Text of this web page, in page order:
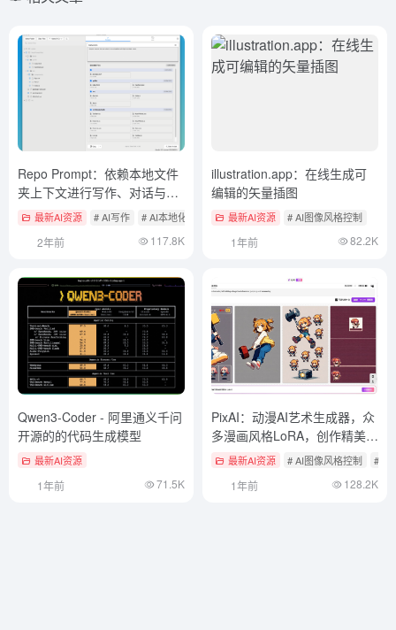
Repo Prompt：依赖本地文件
夹上下文进行写作、对话与优
化代码
最新AI资源 # AI写作 # AI本地化聊天应用 # AI编程
2年前 117.8K
illustration.app：在线生成可
编辑的矢量插图
最新AI资源 # AI图像风格控制
1年前 82.2K
Qwen3-Coder - 阿里通义千问
开源的的代码生成模型
最新AI资源
1年前 71.5K
PixAI：动漫AI艺术生成器，众
多漫画风格LoRA，创作精美的
二次元漫画作品
最新AI资源 # AI图像风格控制 # AI
1年前 128.2K